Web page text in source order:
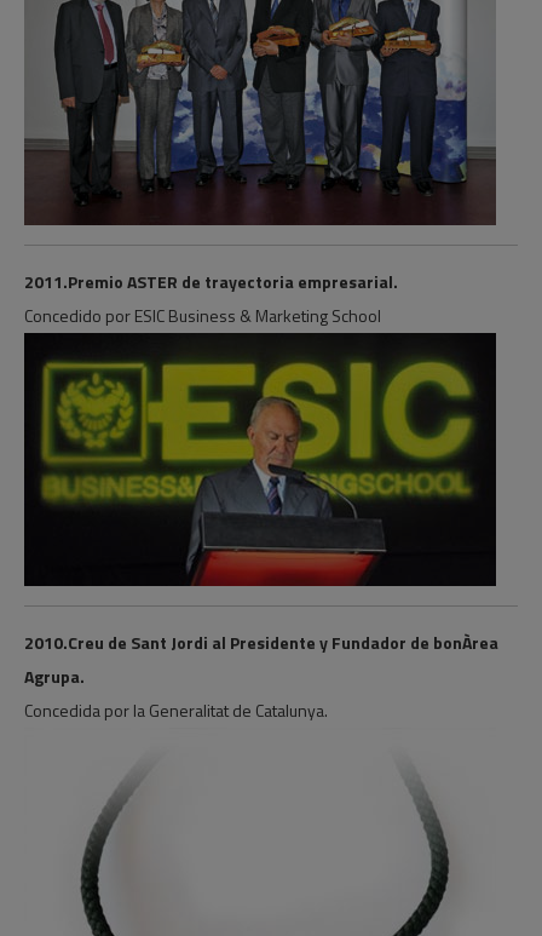
2011.Premio ASTER de trayectoria empresarial.
Concedido por ESIC Business & Marketing School
2010.Creu de Sant Jordi al Presidente y Fundador de bonÀrea
Agrupa.
Concedida por la Generalitat de Catalunya.